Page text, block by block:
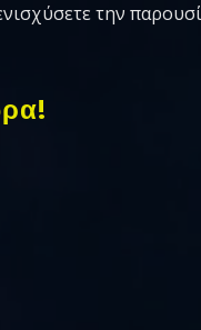
την